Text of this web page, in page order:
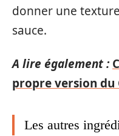
donner une
sauce.
A lire également :
propre version du
Les autres